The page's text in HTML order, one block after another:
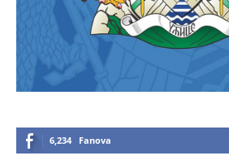
6,234 Fanova